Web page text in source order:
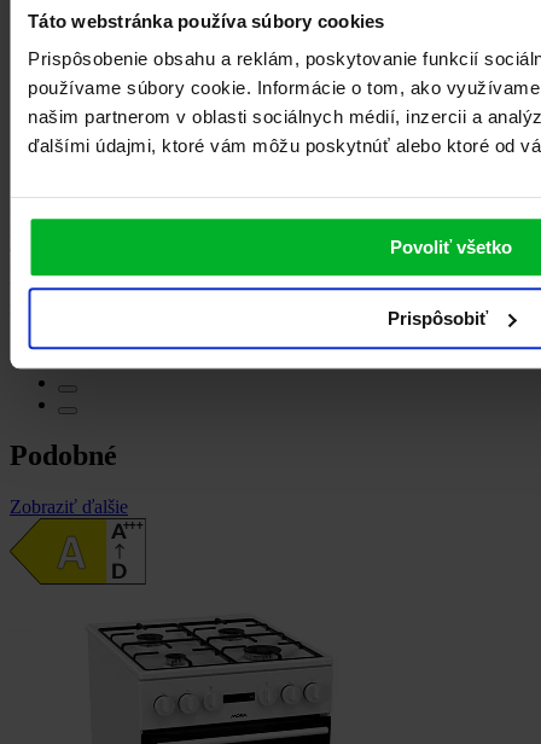
Táto webstránka používa súbory cookies
Prispôsobenie obsahu a reklám, poskytovanie funkcií
používame súbory cookie. Informácie o tom, ako
našim partnerom v oblasti sociálnych médií, inzercii a
ďalšími údajmi, ktoré vám môžu poskytnúť alebo ktoré od
Povoliť všetko
Prispôsobiť
Plynové teleso
výkon 4,2 kW odvod spalin přes zeď vytopí prostor až 95 m3
Podobné
Zobraziť ďalšie